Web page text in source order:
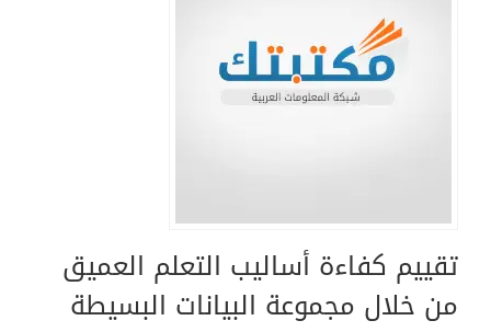
تقييم كفاءة أساليب التعلم العميق
من خلال مجموعة البيانات البسيطة